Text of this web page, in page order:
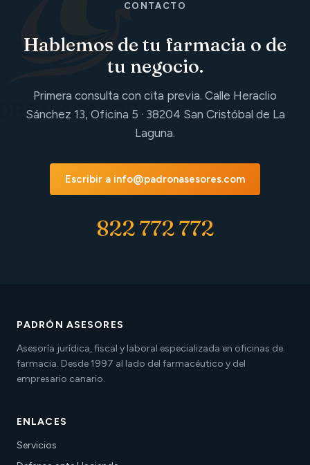
CONTACTO
Hablemos de tu farmacia o de
tu negocio.
Primera consulta con cita previa. Calle Heraclio
Sánchez 13, Oficina 5 · 38204 San Cristóbal de La
Laguna.
Escribir a info@padronasesores.com
822 772 772
PADRÓN ASESORES
Asesoría jurídica, fiscal y laboral especializada en oficinas de
farmacia. Desde 1997 al lado del farmacéutico y del
empresario canario.
ENLACES
Servicios